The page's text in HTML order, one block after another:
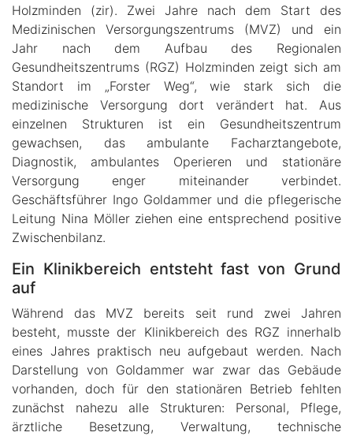
Holzminden (zir). Zwei Jahre nach dem Start des
Medizinischen Versorgungszentrums (MVZ) und ein
Jahr nach dem Aufbau des Regionalen
Gesundheitszentrums (RGZ) Holzminden zeigt sich am
Standort im „Forster Weg“, wie stark sich die
medizinische Versorgung dort verändert hat. Aus
einzelnen Strukturen ist ein Gesundheitszentrum
gewachsen, das ambulante Facharztangebote,
Diagnostik, ambulantes Operieren und stationäre
Versorgung enger miteinander verbindet.
Geschäftsführer Ingo Goldammer und die pflegerische
Leitung Nina Möller ziehen eine entsprechend positive
Zwischenbilanz.
Ein Klinikbereich entsteht fast von Grund
auf
Während das MVZ bereits seit rund zwei Jahren
besteht, musste der Klinikbereich des RGZ innerhalb
eines Jahres praktisch neu aufgebaut werden. Nach
Darstellung von Goldammer war zwar das Gebäude
vorhanden, doch für den stationären Betrieb fehlten
zunächst nahezu alle Strukturen: Personal, Pflege,
ärztliche Besetzung, Verwaltung, technische